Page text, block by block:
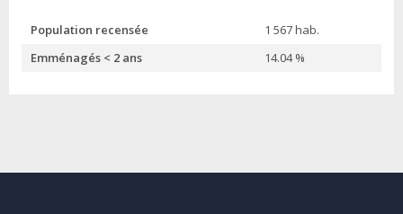
Population recensée
1 567 hab.
Emménagés < 2 ans
14.04 %